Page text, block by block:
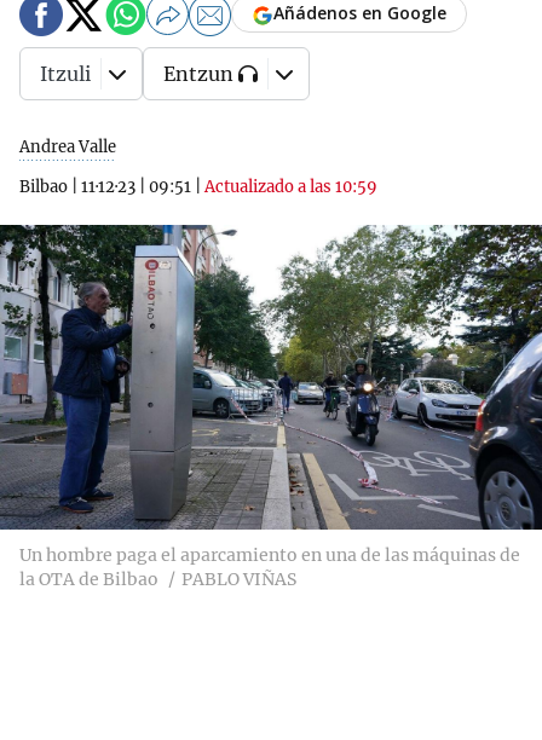
Andrea Valle
Bilbao
11·12·23 09:51 |Actualizado a las 10:59
Añádenos en Google
Itzuli Entzun
Un hombre paga el aparcamiento en una de las máquinas de
la OTA de Bilbao
PABLO VIÑAS